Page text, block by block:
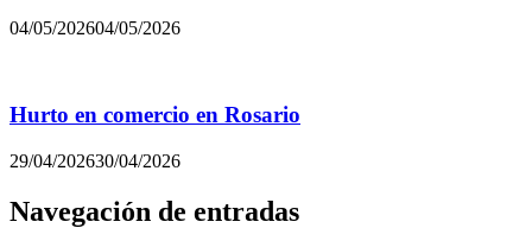
04/05/202604/05/2026
Hurto en comercio en Rosario
29/04/202630/04/2026
Navegación de entradas